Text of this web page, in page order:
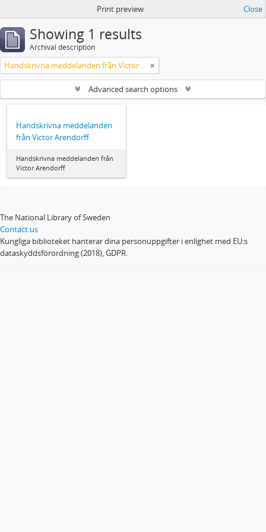
Print preview Close
Showing 1 results
Archival description
Handskrivna meddelanden från Victor Arendorff
Advanced search options
Handskrivna meddelanden
från Victor Arendorff
Handskrivna meddelanden från
Victor Arendorff
The National Library of Sweden
Contact us
Kungliga biblioteket hanterar dina personuppgifter i enlighet med EU:s
dataskyddsförordning (2018), GDPR.